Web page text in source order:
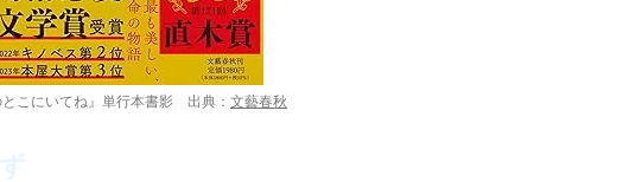
とこにいてね』単行本書影 出典： 文藝春秋